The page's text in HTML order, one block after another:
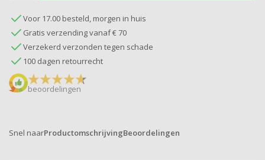
Voor 17.00 besteld, morgen in huis
Gratis verzending vanaf € 70
Verzekerd verzonden tegen schade
100 dagen retourrecht
beoordelingen
Snel naarProductomschrijvingBeoordelingen